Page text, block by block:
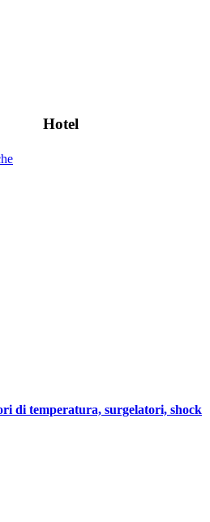
Hotel
di temperatura, surgelatori, shock